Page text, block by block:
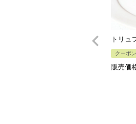
トリ
クーポ
販売価